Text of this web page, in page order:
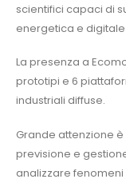
scientifici capaci di
energetica e
La presenza a
prototipi e 6
industriali diffuse.
Grande attenzione
previsione e
analizzare